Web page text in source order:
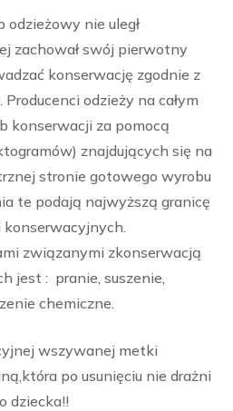
nie uległ
zachował swój pierwotny
konserwację zgodnie z
odzieży na całym
konserwacji za pomocą
znajdujących się na
stronie gotowego wyrobu
te podają najwyższą granicę
związanymi zkonserwacją
jest : pranie, suszenie,
chemiczne.
wszywanej metki
po usunięciu nie drażni
dziecka!!